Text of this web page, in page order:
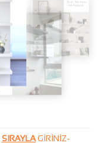
SIRAYLAGIRINIZ-